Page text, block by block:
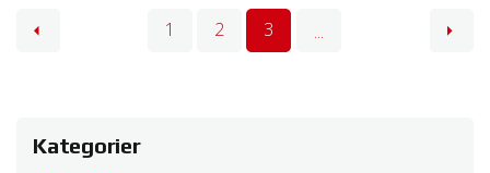
1 2 3 ...
Kategorier